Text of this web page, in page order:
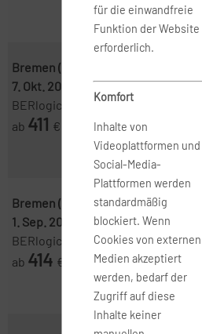
Bremen ( BRE )
7. Okt. 2026
14. Okt. 2026
BERlogic
ab 411 €
Bremen ( BRE )-Thessaloniki ( SKG )
1. Sep. 2026
9. Sep. 2026
BERlogic
ab 414 €
für die einwandfreie
Funktion der Website
erforderlich.
Komfort
Inhalte von
Videoplattformen und
Social-Media-
Plattformen werden
standardmäßig
blockiert. Wenn
Cookies von externen
Medien akzeptiert
werden, bedarf der
Zugriff auf diese
Inhalte keiner